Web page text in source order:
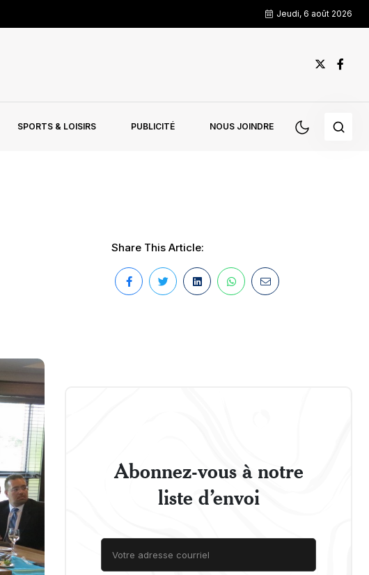
Jeudi, 6 août 2026
SPORTS & LOISIRS PUBLICITÉ NOUS JOINDRE
Share This Article:
Abonnez-vous à notre
liste d’envoi